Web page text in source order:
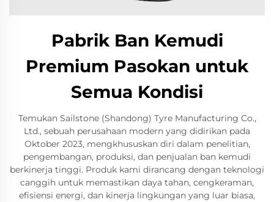
Pabrik Ban Kemudi
Premium Pasokan untuk
Semua Kondisi
Temukan Sailstone (Shandong) Tyre Manufacturing Co.,
Ltd., sebuah perusahaan modern yang didirikan pada
Oktober 2023, mengkhususkan diri dalam penelitian,
pengembangan, produksi, dan penjualan ban kemudi
berkinerja tinggi. Produk kami dirancang dengan teknologi
canggih untuk memastikan daya tahan, cengkeraman,
efisiensi energi, dan kinerja lingkungan yang luar biasa,